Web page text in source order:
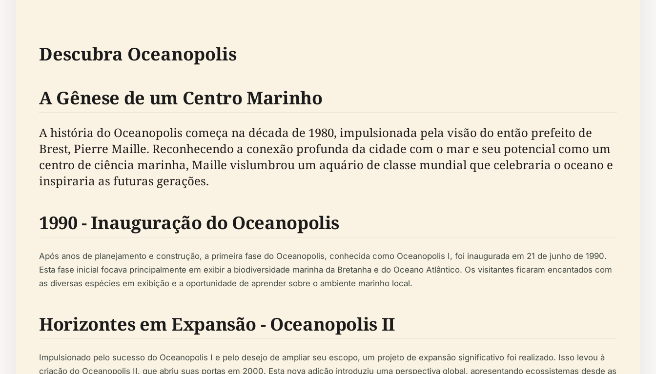
Descubra Oceanopolis
A Gênese de um Centro Marinho
A história do Oceanopolis começa na década de 1980, impulsionada pela visão do então prefeito de
Brest, Pierre Maille. Reconhecendo a conexão profunda da cidade com o mar e seu potencial como um
centro de ciência marinha, Maille vislumbrou um aquário de classe mundial que celebraria o oceano e
inspiraria as futuras gerações.
1990 - Inauguração do Oceanopolis
Após anos de planejamento e construção, a primeira fase do Oceanopolis, conhecida como Oceanopolis I, foi inaugurada em 21 de junho de 1990.
Esta fase inicial focava principalmente em exibir a biodiversidade marinha da Bretanha e do Oceano Atlântico. Os visitantes ficaram encantados com
as diversas espécies em exibição e a oportunidade de aprender sobre o ambiente marinho local.
Horizontes em Expansão - Oceanopolis II
Impulsionado pelo sucesso do Oceanopolis I e pelo desejo de ampliar seu escopo, um projeto de expansão significativo foi realizado. Isso levou à
criação do Oceanopolis II, que abriu suas portas em 2000. Esta nova adição introduziu uma perspectiva global, apresentando ecossistemas desde as